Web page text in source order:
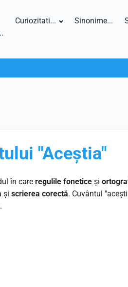
Curiozitati... Sinonime...
"Aceștia"
în care regulile fonetice și
și scrierea corectă. Cuvântul